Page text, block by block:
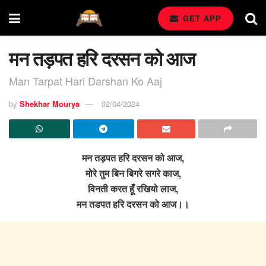
GET APP
मन तड़पत हरि दरसन को आज
Man Tarpat Hari Darshan Ko Aaj
by Shekhar Mourya 02/04/2024
मन तड़पत हरि दरसन को आज,
मोरे तुम बिन बिगरे सगरे काज,
विनती करत हूँ रखियो लाज,
मन तडपत हरि दरसन को आज।।